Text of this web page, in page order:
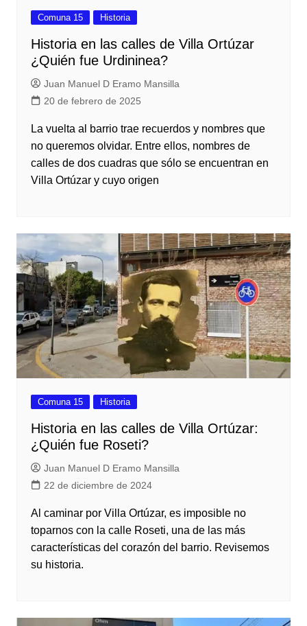
Comuna 15 Historia
Historia en las calles de Villa Ortúzar
¿Quién fue Urdininea?
Juan Manuel D Eramo Mansilla
20 de febrero de 2025
La vuelta al barrio trae recuerdos y nombres que
no queremos olvidar. Entre ellos, nombres de
calles de dos cuadras que sólo se encuentran en
Villa Ortúzar y cuyo origen
Comuna 15 Historia
Historia en las calles de Villa Ortúzar:
¿Quién fue Roseti?
Juan Manuel D Eramo Mansilla
22 de diciembre de 2024
Al caminar por Villa Ortúzar, es imposible no
toparnos con la calle Roseti, una de las más
características del corazón del barrio. Revisemos
su historia.